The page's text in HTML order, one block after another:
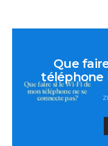
Que
téléphone